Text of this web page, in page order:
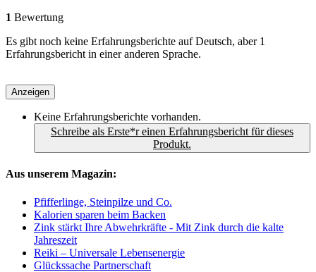
1 Bewertung
Es gibt noch keine Erfahrungsberichte auf Deutsch, aber 1
Erfahrungsbericht in einer anderen Sprache.
Anzeigen
Keine Erfahrungsberichte vorhanden.
Schreibe als Erste*r einen Erfahrungsbericht für dieses
Produkt.
Aus unserem Magazin:
Pfifferlinge, Steinpilze und Co.
Kalorien sparen beim Backen
Zink stärkt Ihre Abwehrkräfte - Mit Zink durch die kalte
Jahreszeit
Reiki – Universale Lebensenergie
Glückssache Partnerschaft